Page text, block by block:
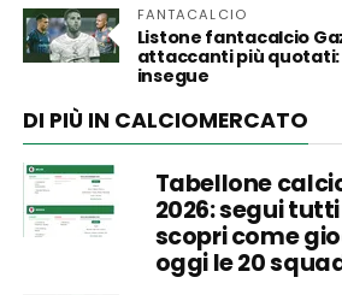
FANTACALCIO
Listone fantacalcio
attaccanti più quotati:
insegue
DI PIÙ IN CALCIOMERCATO
Tabellone
2026: segui
scopri come
oggi le 20